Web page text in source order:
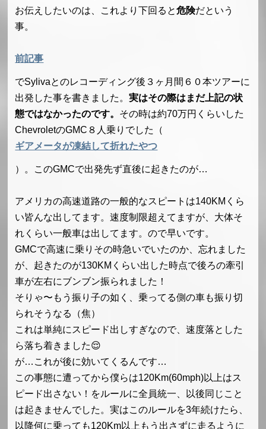
お伝えしたいのは、これより下回ると危険だという
事。
前記事
でSylivaとのレコーディング後３ヶ月間６０本ツアーに
出発した事を書きました。実はその際はまだ上記の状
態ではなかったのです。 その時は約70万円くらいした
ChevroletのGMC８人乗りでした（
ギアメータが凍結して折れたやつ
）。このGMCで出発先ず直後に起きたのが…
アメリカの高速道路の一般的なスピートは140KMくら
い皆んな出してます。速度制限超えてますが、大体そ
れくらい一般車は出してます。ので早いです。
GMCで高速に乗りその時急いでいたのか、忘れました
が、起きたのが130KMくらい出した時点で後ろの牽引
車が左右にブンブン振られました！
そりゃ〜もう振り子の如く、乗ってる側の車も振り切
られそうなる（焦）
これは単純にスピード出しすぎなので、速度落とした
ら落ち着きました😌
が… これが後に効いてくるんです…
この事態に遭ってから僕らは120Km(60mph)以上はス
ピード出さない！をルールに全員統一、以後同じこと
は起きませんでした。実はこのルールを3年続けたら、
以降何に乗っても120Km以上もう出さずに走るように